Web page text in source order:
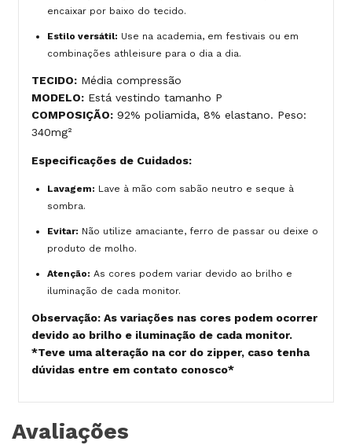
encaixar por baixo do tecido.
Estilo versátil: Use na academia, em festivais ou em
combinações athleisure para o dia a dia.
TECIDO: Média compressão
MODELO: Está vestindo tamanho P
COMPOSIÇÃO: 92% poliamida, 8% elastano. Peso:
340mg²
Especificações de Cuidados:
Lavagem: Lave à mão com sabão neutro e seque à
sombra.
Evitar: Não utilize amaciante, ferro de passar ou deixe o
produto de molho.
Atenção: As cores podem variar devido ao brilho e
iluminação de cada monitor.
Observação: As variações nas cores podem ocorrer
devido ao brilho e iluminação de cada monitor.
*Teve uma alteração na cor do zipper, caso tenha
dúvidas entre em contato conosco*
Avaliações